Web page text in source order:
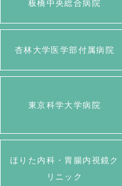
板橋中央総合病院
杏林大学医学部付属病院
東京科学大学病院
ほりた内科・胃腸内視鏡ク
リニック